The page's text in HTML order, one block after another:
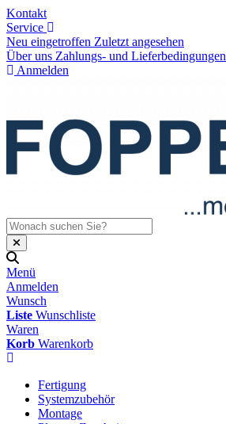
Kontakt
Service
Neu eingetroffen Zuletzt angesehen
Über uns Zahlungs- und Lieferbedingungen
Anmelden
Menü
Anmelden
Wunsch
Liste Wunschliste
Waren
Korb Warenkorb
Fertigung
Systemzubehör
Montage